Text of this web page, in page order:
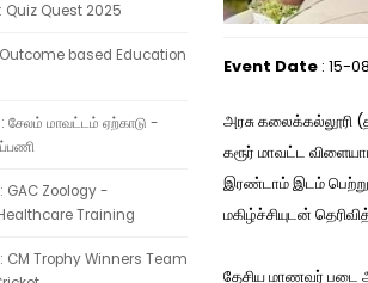
Quest 2025
based Education
மாவட்டம் ஏற்காடு -
Zoology -
Training
Trophy Winners Team
Event Date : 15-
அரசு கலைக்கல்லூரி
கரூர் மாவட்ட
இரண்டாம் இடம் பெற்று
மகிழ்ச்சியுடன்
தேசிய மாணவர் படை